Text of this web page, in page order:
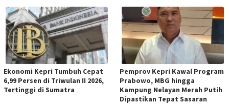
Ekonomi Kepri Tumbuh Cepat
6,99 Persen di Triwulan II 2026,
Tertinggi di Sumatra
Pemprov Kepri Kawal Program
Prabowo, MBG hingga
Kampung Nelayan Merah Putih
Dipastikan Tepat Sasaran